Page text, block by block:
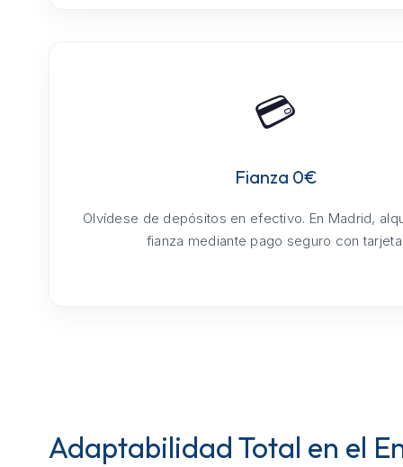
💳
Fianza 0€
Olvídese de depósitos en efectivo. En Madrid,
fianza mediante pago seguro con
Adaptabilidad Total en el